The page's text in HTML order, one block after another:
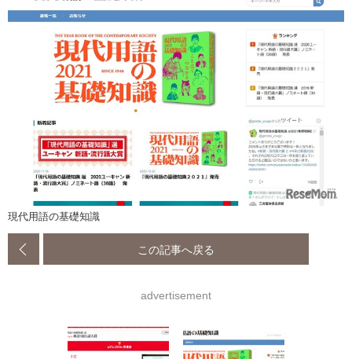
現代用語の基礎知識
この記事へ戻る
advertisement